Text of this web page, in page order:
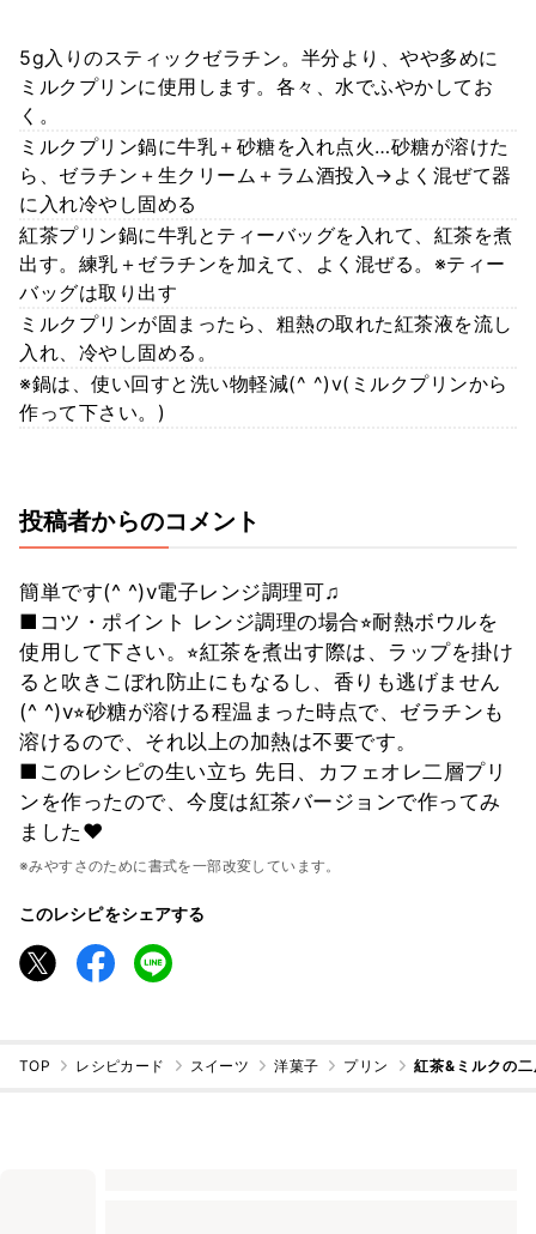
5g入りのスティックゼラチン。半分より、やや多めに
ミルクプリンに使用します。各々、水でふやかしてお
く。
ミルクプリン鍋に牛乳＋砂糖を入れ点火…砂糖が溶けた
ら、ゼラチン＋生クリーム＋ラム酒投入→よく混ぜて器
に入れ冷やし固める
紅茶プリン鍋に牛乳とティーバッグを入れて、紅茶を煮
出す。練乳＋ゼラチンを加えて、よく混ぜる。※ティー
バッグは取り出す
ミルクプリンが固まったら、粗熱の取れた紅茶液を流し
入れ、冷やし固める。
※鍋は、使い回すと洗い物軽減(^ ^)v(ミルクプリンから
作って下さい。)
投稿者からのコメント
簡単です(^ ^)v電子レンジ調理可♫
■コツ・ポイント レンジ調理の場合⭐︎耐熱ボウルを
使用して下さい。⭐︎紅茶を煮出す際は、ラップを掛け
ると吹きこぼれ防止にもなるし、香りも逃げません
(^ ^)v⭐︎砂糖が溶ける程温まった時点で、ゼラチンも
溶けるので、それ以上の加熱は不要です。
■このレシピの生い立ち 先日、カフェオレ二層プリ
ンを作ったので、今度は紅茶バージョンで作ってみ
ました❤️
※みやすさのために書式を一部改変しています。
このレシピをシェアする
TOP レシピカード スイーツ 洋菓子 プリン 紅茶&ミルクの